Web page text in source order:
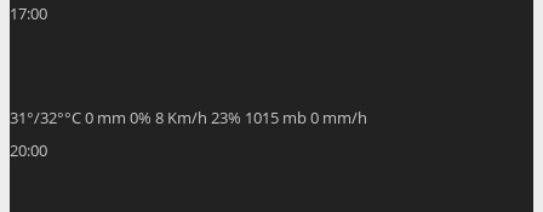
17:00
31°/32°°C0 mm 0% 8 Km/h 23% 1015 mb0 mm/h
20:00